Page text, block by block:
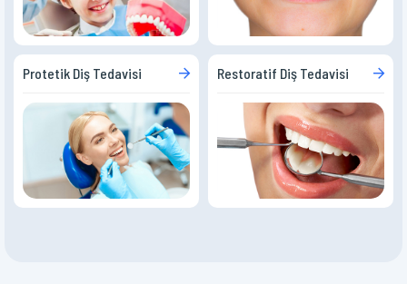
Protetik Diş Tedavisi Restoratif Diş Tedavisi